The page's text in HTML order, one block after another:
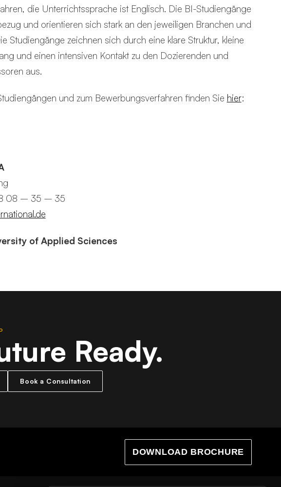
die Unterrichtssprache ist Englisch. Die BI-Studiengänge
und orientieren sich stark an den jeweiligen Branchen und
Studiengänge zeichnen sich durch eine klare Struktur, kleine
und einen intensiven Kontakt zu den Dozierenden und
aus.
und zum Bewerbungsverfahren finden Sie hier:
08 – 35 – 35
of Applied Sciences
Ready.
Book a Consultation
DOWNLOAD BROCHURE